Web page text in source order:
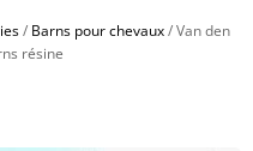
/ Barns pour chevaux/ Van den
résine